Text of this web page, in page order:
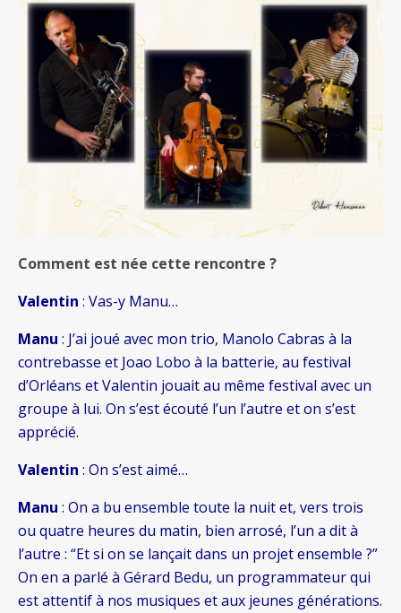
Comment est née cette rencontre ?
Valentin : Vas-y Manu…
Manu : J’ai joué avec mon trio, Manolo Cabras à la
contrebasse et Joao Lobo à la batterie, au festival
d’Orléans et Valentin jouait au même festival avec un
groupe à lui. On s’est écouté l’un l’autre et on s’est
apprécié.
Valentin : On s’est aimé…
Manu : On a bu ensemble toute la nuit et, vers trois
ou quatre heures du matin, bien arrosé, l’un a dit à
l’autre : “Et si on se lançait dans un projet ensemble ?”
On en a parlé à Gérard Bedu, un programmateur qui
est attentif à nos musiques et aux jeunes générations.